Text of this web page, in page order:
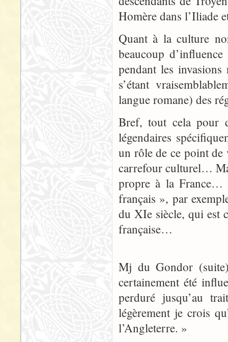
Homère dans l’Iliade
Quant à la culture
beaucoup
pendant les
s’étant
langue romane) des
Bref, tout cela pour
légendaires
un rôle de ce point de
carrefour culturel…
propre à la France…
français », par
du XIe siècle, qui est
française…
Mj du Gondor
certainement été
perduré jusqu’au
légèrement je crois
l’Angleterre. »